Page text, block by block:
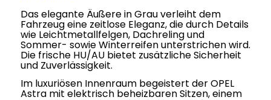
Das elegante Äußere in Grau verleiht dem
Fahrzeug eine zeitlose Eleganz, die durch Details
wie Leichtmetallfelgen, Dachreling und
Sommer- sowie Winterreifen unterstrichen wird.
Die frische HU/AU bietet zusätzliche Sicherheit
und Zuverlässigkeit.
Im luxuriösen Innenraum begeistert der OPEL
Astra mit elektrisch beheizbaren Sitzen, einem